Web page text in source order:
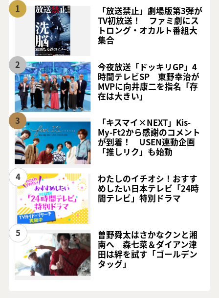
1
「放送禁止」劇場版第3弾が
TV初放送！ ファミ劇にス
トロング・オカルト番組大
集合
2
今夜放送「ドッキリGP」4
時間テレビSP 東野幸治が
MVPに向井康二を指名「存
在は大きい」
3
「キスマイ×NEXT」Kis-
My-Ft2から感謝のコメント
が到着！ USEN連動企画
「推しリク」も始動
4
わたしのイチオシ！おすす
めしたい日本テレビ「24時
間テレビ」特別ドラマ
5
曽野舜太はさかなクンと湘
南へ 森七菜＆ダイアン津
田は絆を試す「ゴールデン
タッグ」